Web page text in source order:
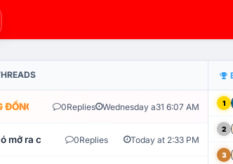
VLIKE.VN: HỆ THỐNG GIÁM SÁT TỰ
0Replies Wednesday a31 6:07 AM
mở ra cơ hội tích lũy?
0Replies Today at 2:33 PM
1
2
3